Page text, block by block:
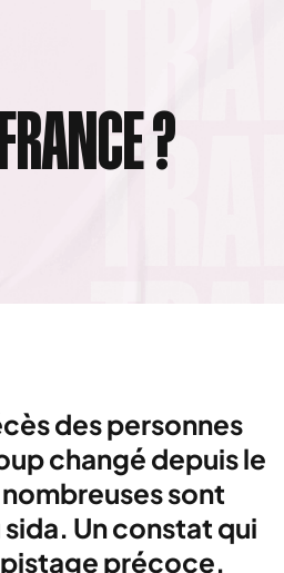
?
des personnes
changé depuis le
sont
Un constat qui
précoce.